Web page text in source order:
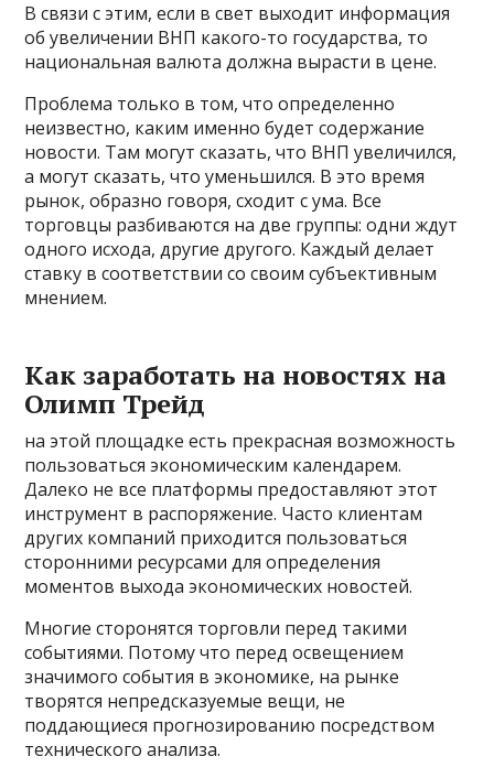
В связи с этим, если в свет выходит информация
об увеличении ВНП какого-то государства, то
национальная валюта должна вырасти в цене.
Проблема только в том, что определенно
неизвестно, каким именно будет содержание
новости. Там могут сказать, что ВНП увеличился,
а могут сказать, что уменьшился. В это время
рынок, образно говоря, сходит с ума. Все
торговцы разбиваются на две группы: одни ждут
одного исхода, другие другого. Каждый делает
ставку в соответствии со своим субъективным
мнением.
Как заработать на новостях на
Олимп Трейд
на этой площадке есть прекрасная возможность
пользоваться экономическим календарем.
Далеко не все платформы предоставляют этот
инструмент в распоряжение. Часто клиентам
других компаний приходится пользоваться
сторонними ресурсами для определения
моментов выхода экономических новостей.
Многие сторонятся торговли перед такими
событиями. Потому что перед освещением
значимого события в экономике, на рынке
творятся непредсказуемые вещи, не
поддающиеся прогнозированию посредством
технического анализа.